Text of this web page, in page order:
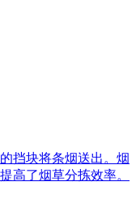
挡块将条烟送出。烟
高了烟草分拣效率。